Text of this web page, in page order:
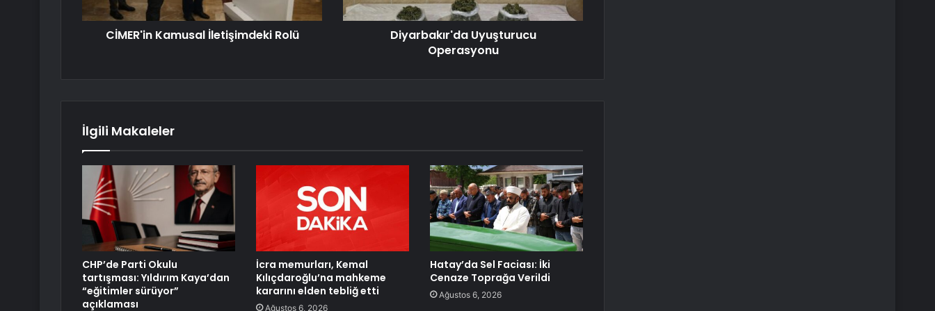
CİMER'in Kamusal İletişimdeki Rolü
Diyarbakır'da Uyuşturucu
Operasyonu
İlgili Makaleler
CHP’de Parti Okulu
tartışması: Yıldırım Kaya’dan
“eğitimler sürüyor”
açıklaması
İcra memurları, Kemal
Kılıçdaroğlu’na mahkeme
kararını elden tebliğ etti
Ağustos 6, 2026
Hatay’da Sel Faciası: İki
Cenaze Toprağa Verildi
Ağustos 6, 2026